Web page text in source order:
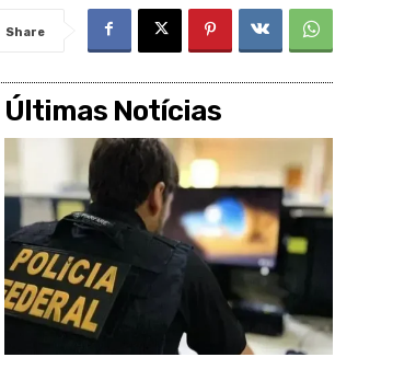
Share
Últimas Notícias